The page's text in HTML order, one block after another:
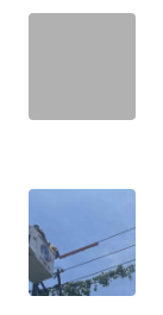
TOBA
LANGKAT
WN
TAPANULI
SELATAN